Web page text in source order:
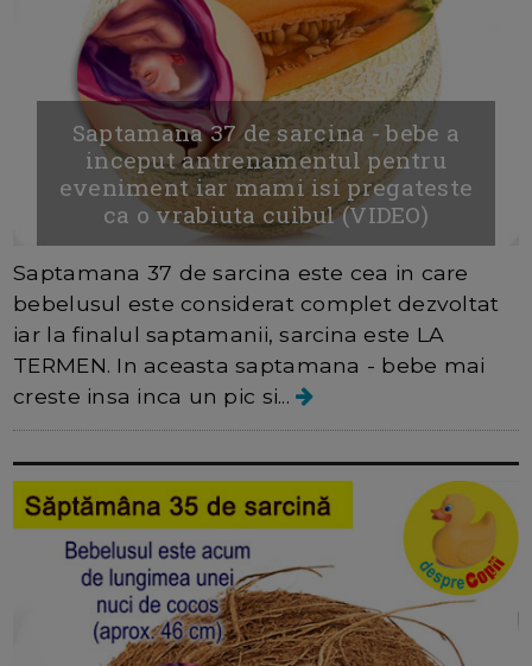
Saptamana 37 de sarcina - bebe a
inceput antrenamentul pentru
eveniment iar mami isi pregateste
ca o vrabiuta cuibul (VIDEO)
Saptamana 37 de sarcina este cea in care
bebelusul este considerat complet dezvoltat
iar la finalul saptamanii, sarcina este LA
TERMEN. In aceasta saptamana - bebe mai
creste insa inca un pic si...